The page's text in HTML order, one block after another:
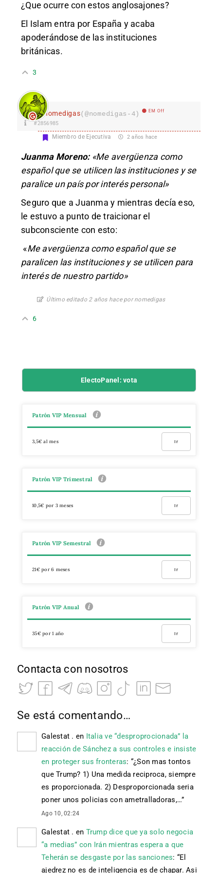
¿Que ocurre con estos anglosajones?
El Islam entra por España y acaba
apoderándose de las instituciones
británicas.
3
nomedigas(@nomedigas-4) EM Off
#2856985
Miembro de Ejecutiva 2 años hace
Juanma Moreno:«Me avergüenza como
español que se utilicen las instituciones y se
paralice un país por interés personal»
Seguro que a Juanma y mientras decía eso,
le estuvo a punto de traicionar el
subconsciente con esto:
«Me avergüenza como español que se
paralicen las instituciones y se utilicen para
interés de nuestro partido»
Último editado 2 años hace por nomedigas
6
ElectoPanel: vota
Patrón VIP Mensual
3,5€ al mes Ir
Patrón VIP Trimestral
10,5€ por 3 meses Ir
Patrón VIP Semestral
21€ por 6 meses Ir
Patrón VIP Anual
35€ por 1 año Ir
Contacta con nosotros
Se está comentando…
Galestat . en Italia ve “desproprocionada” la
reacción de Sánchez a sus controles e insiste
en proteger sus fronteras: “¿Son mas tontos
que Trump? 1) Una medida reciproca, siempre
es proporcionada. 2) Desproporcionada seria
poner unos policias con ametralladoras,…”
Ago 10, 02:24
Galestat . en Trump dice que ya solo negocia
“a medias” con Irán mientras espera a que
Teherán se desgaste por las sanciones: “El
ajedrez no es de inteligencia es de chapar. Asi